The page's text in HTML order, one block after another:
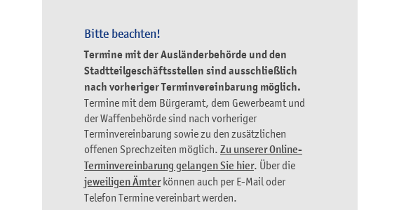
Bitte beachten!
Termine mit der Ausländerbehörde und den
Stadtteilgeschäftsstellen sind ausschließlich
nach vorheriger Terminvereinbarung möglich.
Termine mit dem Bürgeramt, dem Gewerbeamt und
der Waffenbehörde sind nach vorheriger
Terminvereinbarung sowie zu den zusätzlichen
offenen Sprechzeiten möglich. Zu unserer Online-
Terminvereinbarung gelangen Sie hier. Über die
jeweiligen Ämterkönnen auch per E-Mail oder
Telefon Termine vereinbart werden.